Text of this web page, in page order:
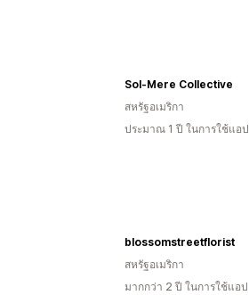
Sol-Mere Collective
สหรัฐอเมริกา
ประมาณ 1 ปี ในการใช้แอป
blossomstreetflorist
สหรัฐอเมริกา
มากกว่า 2 ปี ในการใช้แอป